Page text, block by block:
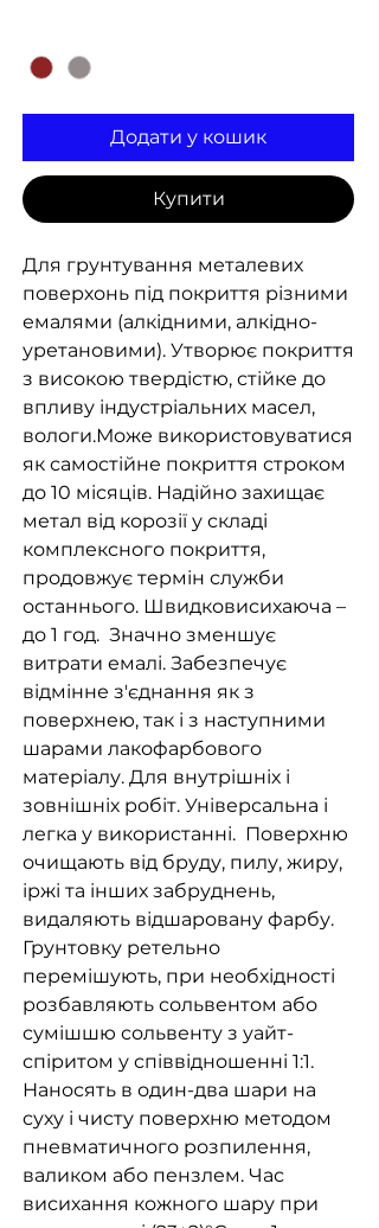
Додати у кошик
Купити
Для грунтування металевих
поверхонь під покриття різними
емалями (алкідними, алкідно-
уретановими). Утворює покриття
з високою твердістю, стійке до
впливу індустріальних масел,
вологи.Може використовуватися
як самостійне покриття строком
до 10 місяців. Надійно захищає
метал від корозії у складі
комплексного покриття,
продовжує термін служби
останнього. Швидковисихаюча –
до 1 год. Значно зменшує
витрати емалі. Забезпечує
відмінне з'єднання як з
поверхнею, так і з наступними
шарами лакофарбового
матеріалу. Для внутрішніх і
зовнішніх робіт. Універсальна і
легка у використанні. Поверхню
очищають від бруду, пилу, жиру,
іржі та інших забруднень,
видаляють відшаровану фарбу.
Грунтовку ретельно
перемішують, при необхідності
розбавляють сольвентом або
сумішшю сольвенту з уайт-
спіритом у співвідношенні 1:1.
Наносять в один-два шари на
суху і чисту поверхню методом
пневматичного розпилення,
валиком або пензлем. Час
висихання кожного шару при